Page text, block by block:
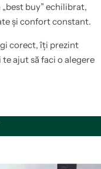
„best buy” echilibrat,
și confort constant.
corect, îți prezint
ajut să faci o alegere